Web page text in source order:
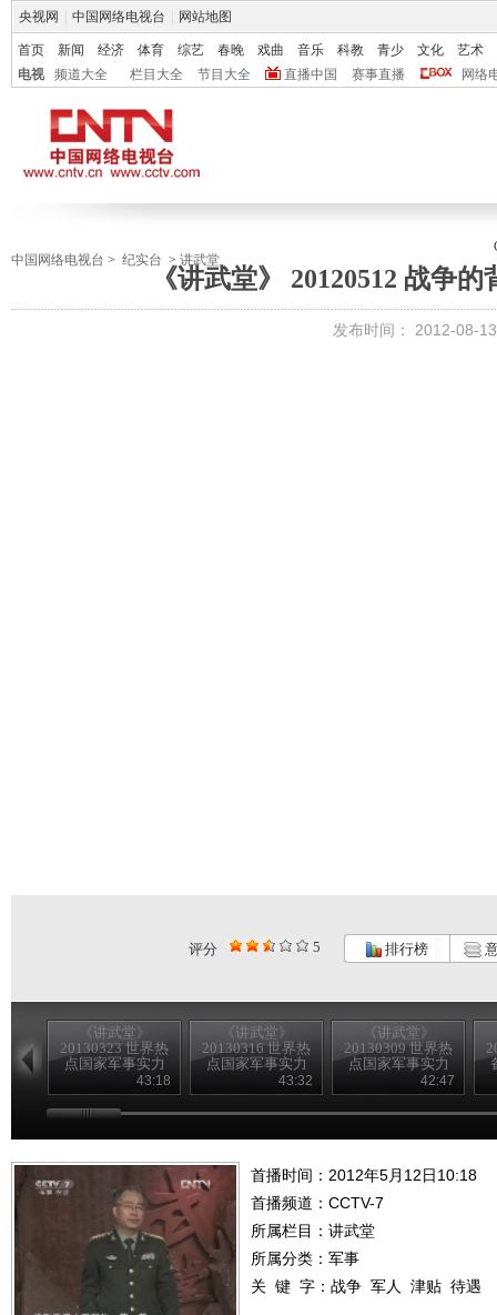
央视网 中国网络电视台 网站地图
首页 新闻 经济 体育 综艺 春晚 戏曲 音乐 科教 青少 文化
艺术
电视
频道大全 栏目大全 节目大全 直播中国 赛事直播 网络
中国网络电视台 > 纪实台 > 讲武堂
《讲武堂》 20120512 战争
发布时间： 2012-08-
评分 5 排行榜
《讲武堂》
20130323 世界热
点国家军事实力
扫描之三崛起的
印度军力
43:18
《讲武堂》
20130316 世界热
点国家军事实力
扫描之二 躁动的
日本军力
43:32
《讲武堂》
20130309 世界热
点国家军事实力
扫描之一潜在的
韩国军力
42:47
首播时间：2012年5月12日10:18
首播频道： CCTV-7
所属栏目： 讲武堂
所属分类：军事
关 键 字： 战争 军人 津贴 待遇